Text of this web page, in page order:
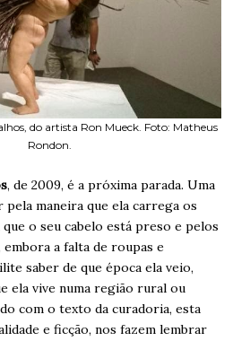
do artista Ron Mueck. Foto: Matheus
Rondon.
, de 2009, é a próxima parada. Uma
pela maneira que ela carrega os
o seu cabelo está preso e pelos
a falta de roupas e
saber de que época ela veio,
ela vive numa região rural ou
com o texto da curadoria, esta
e ficção, nos fazem lembrar